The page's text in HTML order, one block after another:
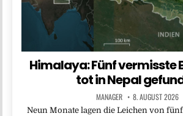
Himalaya: Fünf vermisste
tot in Nepal
MANAGER 8. AUGUST 2026
Neun Monate lagen die Leichen von